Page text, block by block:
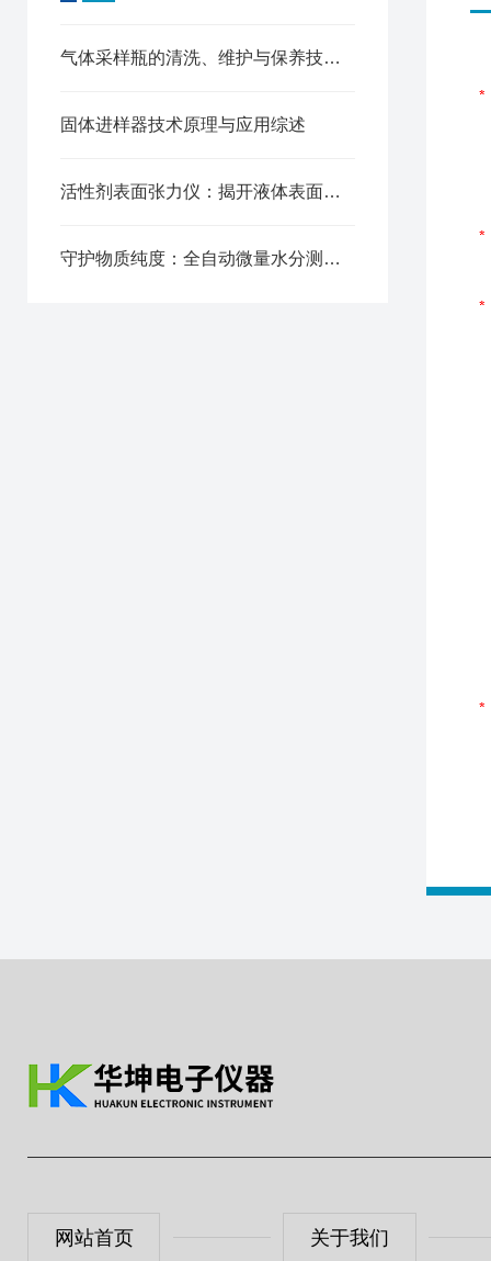
气体采样瓶的清洗、维护与保养技术指南
固体进样器技术原理与应用综述
活性剂表面张力仪：揭开液体表面张力的神秘面纱
守护物质纯度：全自动微量水分测定仪的原理与重要性
网站首页 关于我们